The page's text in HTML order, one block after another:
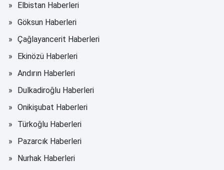
Elbistan Haberleri
Göksun Haberleri
Çağlayancerit Haberleri
Ekinözü Haberleri
Andırın Haberleri
Dulkadiroğlu Haberleri
Onikişubat Haberleri
Türkoğlu Haberleri
Pazarcık Haberleri
Nurhak Haberleri